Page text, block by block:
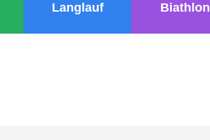
Langlauf Biathlon